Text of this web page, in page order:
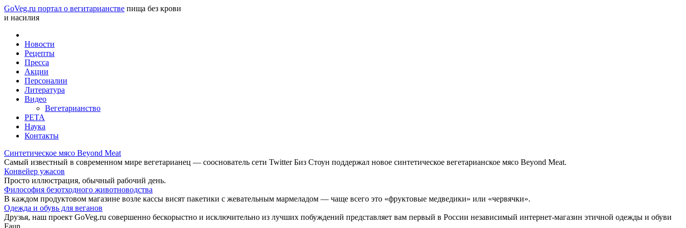
GoVeg.ru портал о вегитарианстве пища без крови
и насилия
Новости
Рецепты
Пресса
Акции
Персоналии
Литература
Видео
Вегетарианство
РЕТА
Наука
Контакты
Синтетическое мясо Beyond Meat
Самый известный в современном мире вегетарианец — сооснователь сети Twitter Биз Стоун поддержал новое синтетическое вегетарианское мясо Beyond Meat.
Конвейер ужасов
Просто иллюстрация, обычный рабочий день.
Философия безотходного животноводства
В каждом продуктовом магазине возле кассы висят пакетики с жевательным мармеладом — чаще всего это «фруктовые медведики» или «червячки».
Одежда и обувь для веганов
Друзья, наш проект GoVeg.ru совершенно бескорыстно и исключительно из лучших побуждений представляет вам первый в России независимый интернет-магазин этичной одежды и обуви
Faun.